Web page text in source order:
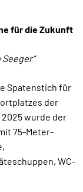
für die Zukunft
Spatenstich für
der
2025 wurde der
75-Meter-
WC-